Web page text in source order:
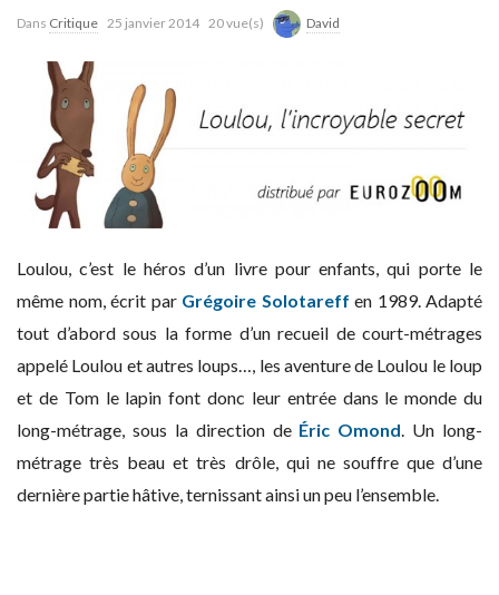
Dans Critique 25 janvier 2014 20 vue(s) David
Loulou, c’est le héros d’un livre pour enfants, qui porte le
même nom, écrit par Grégoire Solotareff en 1989. Adapté
tout d’abord sous la forme d’un recueil de court-métrages
appelé Loulou et autres loups…, les aventure de Loulou le loup
et de Tom le lapin font donc leur entrée dans le monde du
long-métrage, sous la direction de Éric Omond . Un long-
métrage très beau et très drôle, qui ne souffre que d’une
dernière partie hâtive, ternissant ainsi un peu l’ensemble.